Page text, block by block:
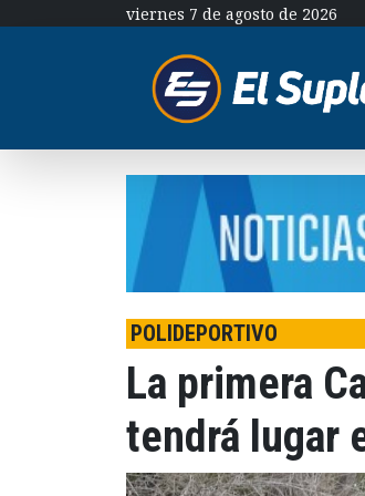
viernes 7 de agosto de 2026
POLIDEPORTIVO
La primera
tendrá lugar